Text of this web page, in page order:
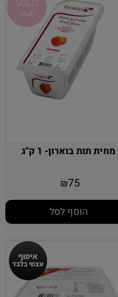
מחית תות בוארון- 1 ק"ג
₪75
הוסף לסל